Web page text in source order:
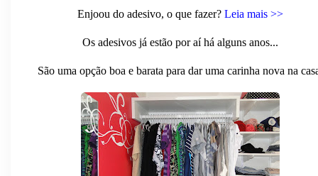
Enjoou do adesivo, o que fazer? Leia mais >>
Os adesivos já estão por aí há alguns anos...
São uma opção boa e barata para dar uma carinha nova na